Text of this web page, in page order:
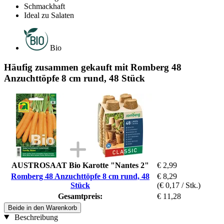
Schmackhaft
Ideal zu Salaten
Bio
Häufig zusammen gekauft mit Romberg 48
Anzuchttöpfe 8 cm rund, 48 Stück
AUSTROSAAT Bio Karotte "Nantes 2"
€ 2,99
Romberg 48 Anzuchttöpfe 8 cm rund, 48
Stück
€ 8,29
(€ 0,17 / Stk.)
Gesamtpreis:
€ 11,28
Beide in den Warenkorb
Beschreibung